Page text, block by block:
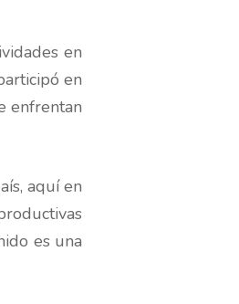
en
en
enfrentan
aquí en
es una